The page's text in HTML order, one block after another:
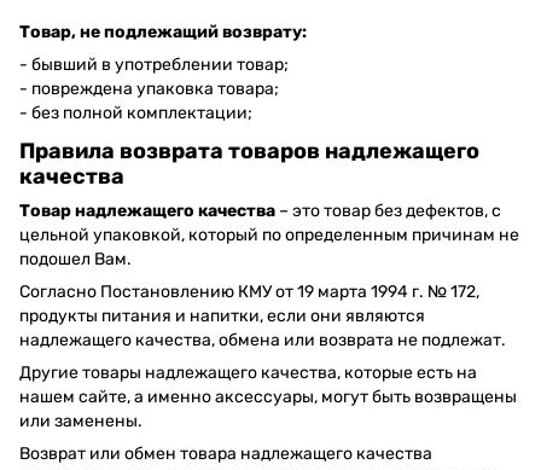
Товар, не подлежащий возврату:
- бывший в употреблении товар;
- повреждена упаковка товара;
- без полной комплектации;
Правила возврата товаров надлежащего
качества
Товар надлежащего качества – это товар без дефектов, с
цельной упаковкой, который по определенным причинам не
подошел Вам.
Согласно Постановлению КМУ от 19 марта 1994 г. № 172,
продукты питания и напитки, если они являются
надлежащего качества, обмена или возврата не подлежат.
Другие товары надлежащего качества, которые есть на
нашем сайте, а именно аксессуары, могут быть возвращены
или заменены.
Возврат или обмен товара надлежащего качества